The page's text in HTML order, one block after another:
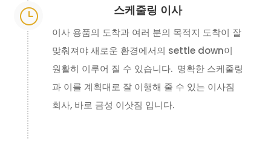
} 스케줄링 이사
이사 용품의 도착과 여러 분의 목적지 도착이 잘
맞춰져야 새로운 환경에서의 settle down이
원활히 이루어 질 수 있습니다. 명확한 스케줄링
과 이를 계획대로 잘 이행해 줄 수 있는 이사짐
회사, 바로 금성 이삿짐 입니다.